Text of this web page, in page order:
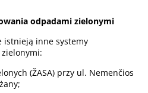
odpadami zielonymi
istnieją inne systemy
(ŽASA) przy ul. Nemenčios